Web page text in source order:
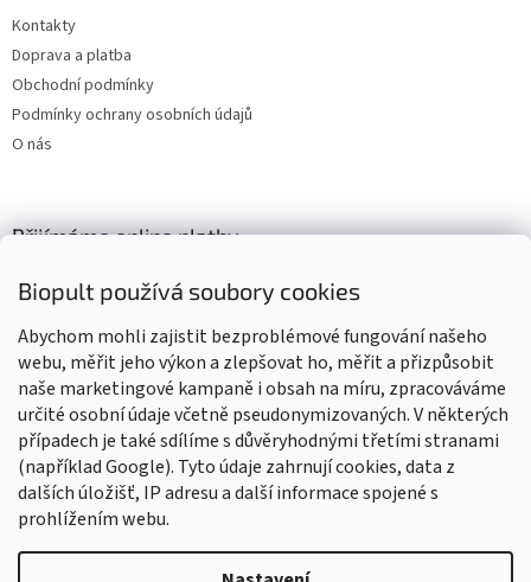
Biopult používá soubory cookies
Abychom mohli zajistit bezproblémové fungování našeho
webu, měřit jeho výkon a zlepšovat ho, měřit a přizpůsobit
naše marketingové kampaně i obsah na míru, zpracováváme
určité osobní údaje včetně pseudonymizovaných. V některých
případech je také sdílíme s důvěryhodnými třetími stranami
(například Google). Tyto údaje zahrnují cookies, data z
dalších úložišť, IP adresu a další informace spojené s
prohlížením webu.
Kontakty
Doprava a platba
Obchodní podmínky
Podmínky ochrany osobních údajů
O nás
Přijímáme online platby
Výrobky označené BIO jsou certifikované kontrolní organizací CZ-
BIO-003